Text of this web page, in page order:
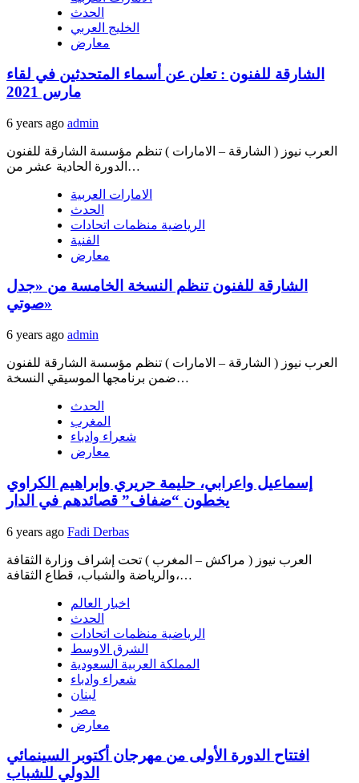
الحدث
الخليج العربي
معارض
الشارقة للفنون : تعلن عن أسماء المتحدثين في لقاء
مارس 2021
6 years ago admin
العرب نيوز ( الشارقة – الامارات ) تنظم مؤسسة الشارقة للفنون
الدورة الحادية عشر من…
الامارات العربية
الحدث
الرياضية منظمات اتحادات
الفنية
معارض
الشارقة للفنون تنظم النسخة الخامسة من «جدل
صوتي»
6 years ago admin
العرب نيوز ( الشارقة – الامارات ) تنظم مؤسسة الشارقة للفنون
ضمن برنامجها الموسيقي النسخة…
الحدث
المغرب
شعراء وادباء
معارض
إسماعيل واعرابي، حليمة حريري وإبراهيم الكراوي
يخطون “ضفاف” قصائدهم في الدار
6 years ago Fadi Derbas
العرب نيوز ( مراكش – المغرب ) تحت إشراف وزارة الثقافة
والرياضة والشباب، قطاع الثقافة،…
اخبار العالم
الحدث
الرياضية منظمات اتحادات
الشرق الاوسط
المملكة العربية السعودية
شعراء وادباء
لبنان
مصر
معارض
افتتاح الدورة الأولى من مهرجان أكتوبر السينمائي
الدولي للشباب